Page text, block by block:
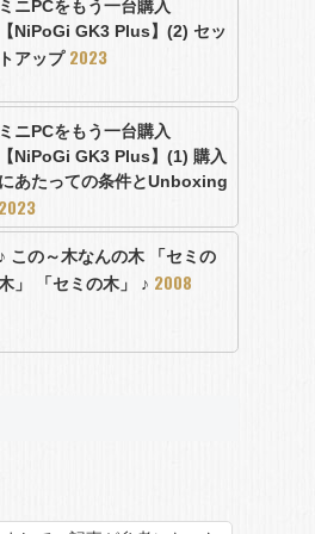
ミニPCをもう一台購入
【NiPoGi GK3 Plus】(2) セッ
トアップ 2023
ミニPCをもう一台購入
【NiPoGi GK3 Plus】(1) 購入
にあたっての条件とUnboxing
2023
♪ この～木なんの木 「セミの
」 「セミの木」 ♪ 2008